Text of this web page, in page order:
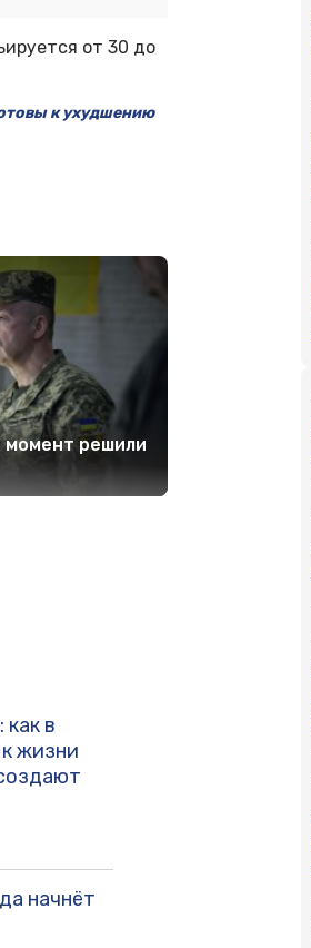
от 30 до
к ухудшению
момент решили
в
жизни
начнёт